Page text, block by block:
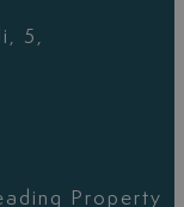
5,
Property